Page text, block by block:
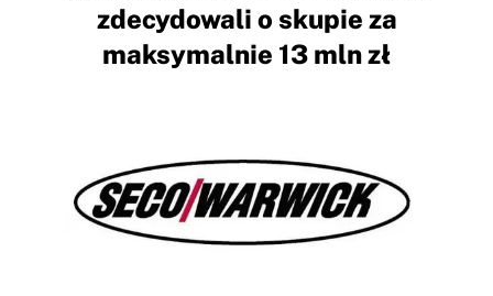
zdecydowali o skupie za
maksymalnie 13 mln zł